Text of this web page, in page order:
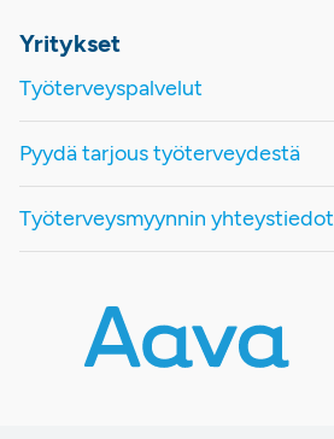
Yritykset
Työterveyspalvelut
Pyydä tarjous työterveydestä
Työterveysmyynnin yhteystiedot